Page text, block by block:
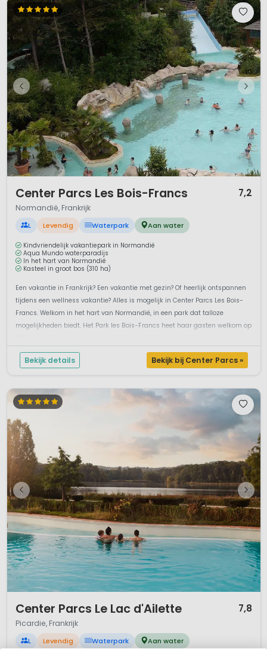
Center Parcs Les Bois-Francs 7,2
Normandië, Frankrijk
L Levendig Waterpark Aan water
Kindvriendelijk vakantiepark in Normandië
Aqua Mundo waterparadijs
In het hart van Normandië
Kasteel in groot bos (310 ha)
Een vakantie in Frankrijk? Een vakantie met gezin? Of heerlijk ontspannen
tijdens een wellness vakantie? Alles is mogelijk in Center Parcs Les Bois-
Francs. Welkom in het hart van Normandië, in een park dat talloze
mogelijkheden biedt. Het Park les Bois-Francs heet haar gasten welkom op
Bekijk details Bekijk bij Center Parcs »
Center Parcs Le Lac d'Ailette 7,8
Picardie, Frankrijk
L Levendig Waterpark Aan water